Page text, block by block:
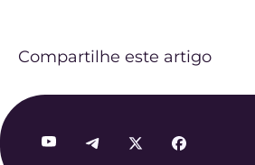
Compartilhe este artigo